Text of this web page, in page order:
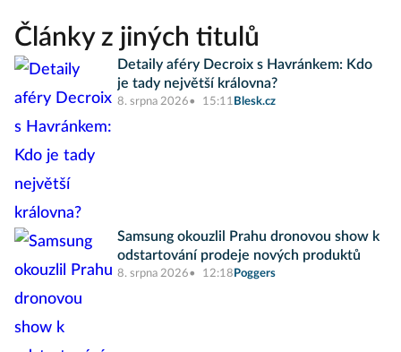
Články z jiných titulů
Detaily aféry Decroix s Havránkem: Kdo
je tady největší královna?
8. srpna 2026 15:11 Blesk.cz
Samsung okouzlil Prahu dronovou show k
odstartování prodeje nových produktů
8. srpna 2026 12:18 Poggers